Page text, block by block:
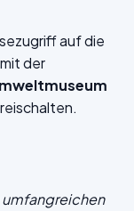
auf die
mit der